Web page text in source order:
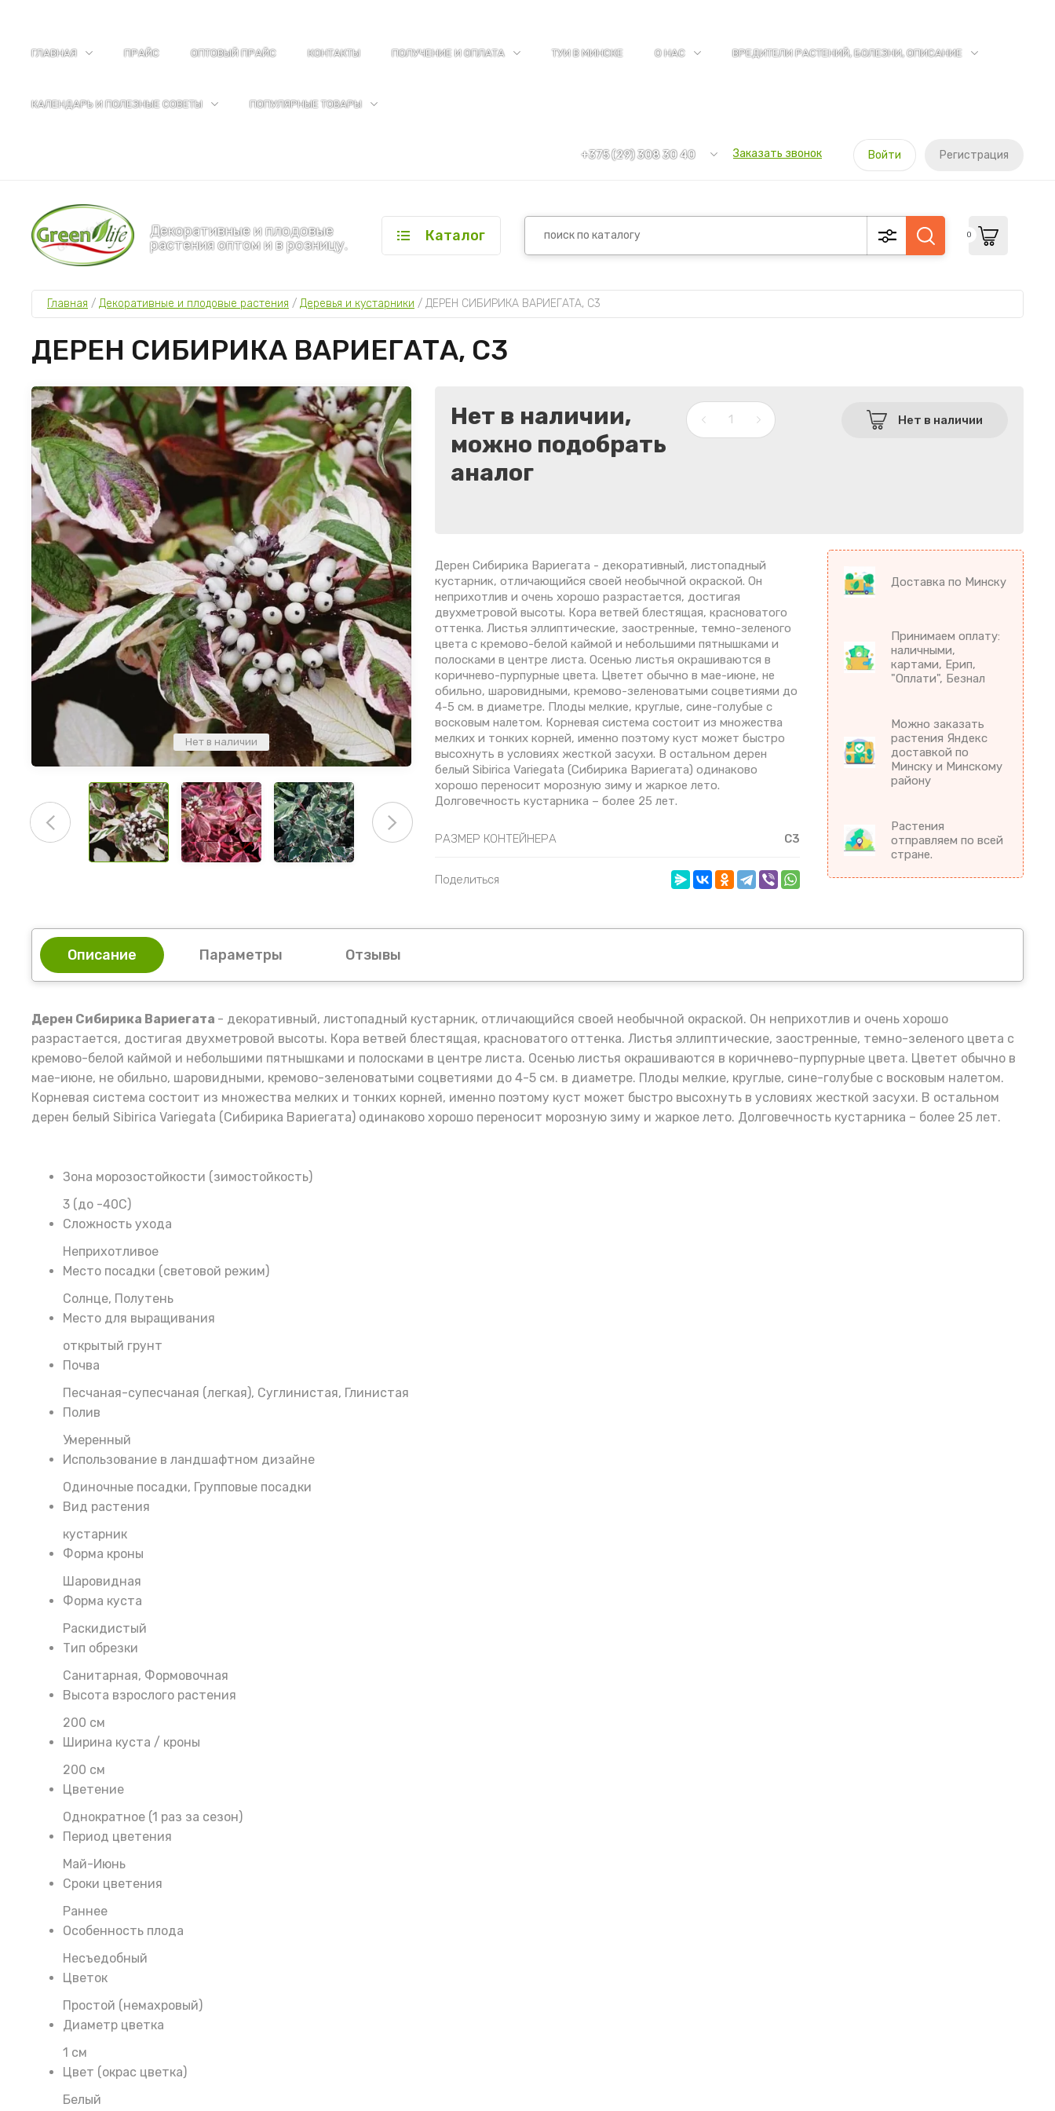
ГЛАВНАЯ ПРАЙС ОПТОВЫЙ ПРАЙС КОНТАКТЫ ПОЛУЧЕНИЕ И ОПЛАТА ТУИ В МИНСКЕ О НАС ВРЕДИТЕЛИ РАСТЕНИЙ, БОЛЕЗНИ, ОПИСАНИЕ
КАЛЕНДАРЬ И ПОЛЕЗНЫЕ СОВЕТЫ ПОПУЛЯРНЫЕ ТОВАРЫ
+375 (29) 308 30 40 Заказать звонок Войти Регистрация
Декоративные и плодовые
растения оптом и в розницу.
Каталог 0
Главная / Декоративные и плодовые растения / Деревья и кустарники / ДЕРЕН СИБИРИКА ВАРИЕГАТА, С3
ДЕРЕН СИБИРИКА ВАРИЕГАТА, С3
Нет в наличии
Нет в наличии,
можно подобрать
аналог
Нет в наличии
Дерен Сибирика Вариегата - декоративный, листопадный
кустарник, отличающийся своей необычной окраской. Он
неприхотлив и очень хорошо разрастается, достигая
двухметровой высоты. Кора ветвей блестящая, красноватого
оттенка. Листья эллиптические, заостренные, темно-зеленого
цвета с кремово-белой каймой и небольшими пятнышками и
полосками в центре листа. Осенью листья окрашиваются в
коричнево-пурпурные цвета. Цветет обычно в мае-июне, не
обильно, шаровидными, кремово-зеленоватыми соцветиями до
4-5 см. в диаметре. Плоды мелкие, круглые, сине-голубые с
восковым налетом. Корневая система состоит из множества
мелких и тонких корней, именно поэтому куст может быстро
высохнуть в условиях жесткой засухи. В остальном дерен
белый Sibirica Variegata (Сибирика Вариегата) одинаково
хорошо переносит морозную зиму и жаркое лето.
Долговечность кустарника – более 25 лет.
РАЗМЕР КОНТЕЙНЕРА С3
Поделиться
Доставка по Минску
Принимаем оплату:
наличными,
картами, Ерип,
"Оплати", Безнал
Можно заказать
растения Яндекс
доставкой по
Минску и Минскому
району
Растения
отправляем по всей
стране.
Описание Параметры Отзывы
Дерен Сибирика Вариегата - декоративный, листопадный кустарник, отличающийся своей необычной окраской. Он неприхотлив и очень хорошо
разрастается, достигая двухметровой высоты. Кора ветвей блестящая, красноватого оттенка. Листья эллиптические, заостренные, темно-зеленого цвета с
кремово-белой каймой и небольшими пятнышками и полосками в центре листа. Осенью листья окрашиваются в коричнево-пурпурные цвета. Цветет обычно в
мае-июне, не обильно, шаровидными, кремово-зеленоватыми соцветиями до 4-5 см. в диаметре. Плоды мелкие, круглые, сине-голубые с восковым налетом.
Корневая система состоит из множества мелких и тонких корней, именно поэтому куст может быстро высохнуть в условиях жесткой засухи. В остальном
дерен белый Sibirica Variegata (Сибирика Вариегата) одинаково хорошо переносит морозную зиму и жаркое лето. Долговечность кустарника – более 25 лет.
Зона морозостойкости (зимостойкость)
3 (до -40С)
Сложность ухода
Неприхотливое
Место посадки (световой режим)
Солнце, Полутень
Место для выращивания
открытый грунт
Почва
Песчаная-супесчаная (легкая), Суглинистая, Глинистая
Полив
Умеренный
Использование в ландшафтном дизайне
Одиночные посадки, Групповые посадки
Вид растения
кустарник
Форма кроны
Шаровидная
Форма куста
Раскидистый
Тип обрезки
Санитарная, Формовочная
Высота взрослого растения
200 см
Ширина куста / кроны
200 см
Цветение
Однократное (1 раз за сезон)
Период цветения
Май-Июнь
Сроки цветения
Раннее
Особенность плода
Несъедобный
Цветок
Простой (немахровый)
Диаметр цветка
1 см
Цвет (окрас цветка)
Белый